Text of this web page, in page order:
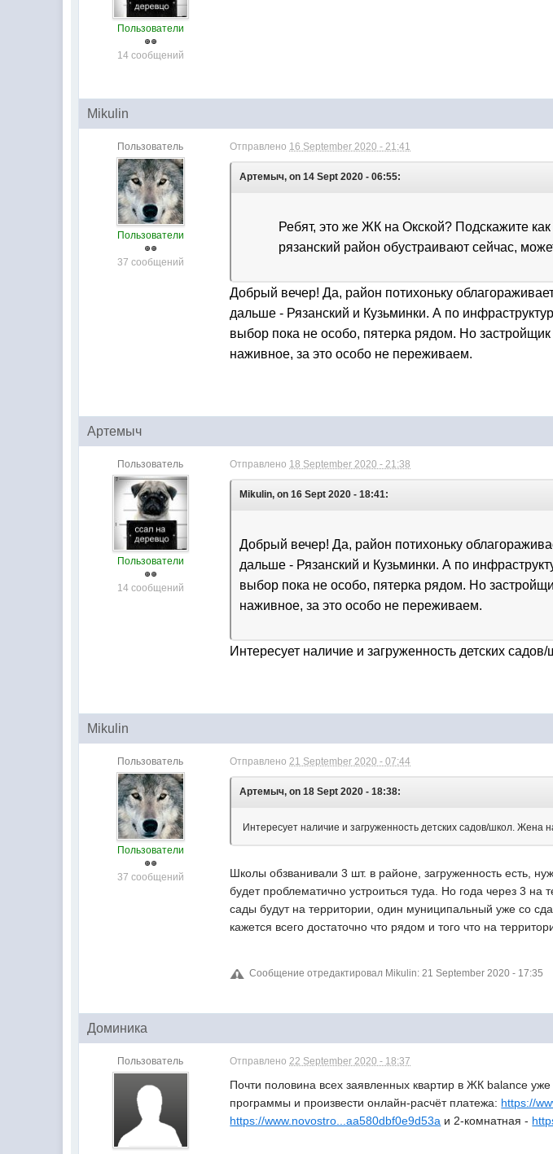
Пользователи
14 сообщений
Mikulin
Пользователь
Пользователи
37 сообщений
Отправлено 16 September 2020 - 21:41
Артемыч, on 14 Sept 2020 - 06:55:
Ребят, это же ЖК на Окской? Подскажите
рязанский район обустраивают сейчас,
Добрый вечер! Да, район потихоньку
дальше - Рязанский и Кузьминки. А по
выбор пока не особо, пятерка рядом. Но
наживное, за это особо не переживаем.
Артемыч
Пользователь
Пользователи
14 сообщений
Отправлено 18 September 2020 - 21:38
Mikulin, on 16 Sept 2020 - 18:41:
Добрый вечер! Да, район потихоньку
дальше - Рязанский и Кузьминки. А по
выбор пока не особо, пятерка рядом. Но
наживное, за это особо не переживаем.
Интересует наличие и загруженность детских
Mikulin
Пользователь
Пользователи
37 сообщений
Отправлено21 September 2020 - 07:44
Артемыч, on 18 Sept 2020 - 18:38:
Интересует наличие и загруженность детских садов/школ. Жена
Школы обзванивали 3 шт. в районе, загруженность есть,
будет проблематично устроиться туда. Но года через 3
сады будут на территории, один муниципальный уже со
кажется всего достаточно что рядом и того что на
Сообщение отредактировал Mikulin: 21 September 2020 - 17:35
Доминика
Пользователь Отправлено22 September 2020 - 18:37
Почти половина всех заявленных квартир в ЖК balance
программы и произвести онлайн-расчёт платежа: https://
https://www.novostro...aa580dbf0e9d53a и 2-комнатная -